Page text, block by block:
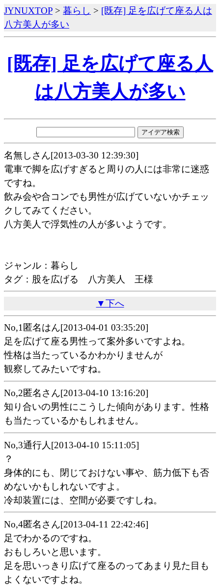
JYNUXTOP > 暮らし > [既存] 足を広げて座る人は
八方美人が多い
[既存] 足を広げて座る人
は八方美人が多い
名無しさん[2013-03-30 12:39:30]
電車で脚を広げすぎると周りの人には非常に迷惑
ですね。
飲み会や合コンでも男性が広げていないかチェッ
クしてみてください。
八方美人で浮気性の人が多いようです。
ジャンル：暮らし
タグ：股を広げる 八方美人 王様
▼下へ
No,1匿名はん[2013-04-01 03:35:20]
足を広げて座る男性って案外多いですよね。
性格は当たっているかわかりませんが
観察してみたいですね。
No,2匿名さん[2013-04-10 13:16:20]
知り合いの男性にこうした傾向があります。性格
も当たっているかもしれません。
No,3通行人[2013-04-10 15:11:05]
？
身体的にも、閉じておけない事や、筋力低下も否
めないかもしれないですよ。
冷却装置には、空間が必要ですしね。
No,4匿名さん[2013-04-11 22:42:46]
足でわかるのですね。
おもしろいと思います。
足を思いっきり広げて座るのってあまり見た目も
よくないですよね。